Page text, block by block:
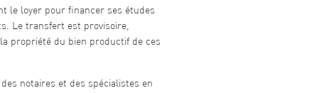
le loyer pour financer ses études
Le transfert est provisoire,
propriété du bien productif de ces
notaires et des spécialistes en